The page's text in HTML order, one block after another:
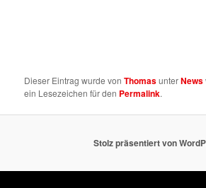
Dieser Eintrag wurde vonThomasunterNews
ein Lesezeichen für den Permalink.
Stolz präsentiert von